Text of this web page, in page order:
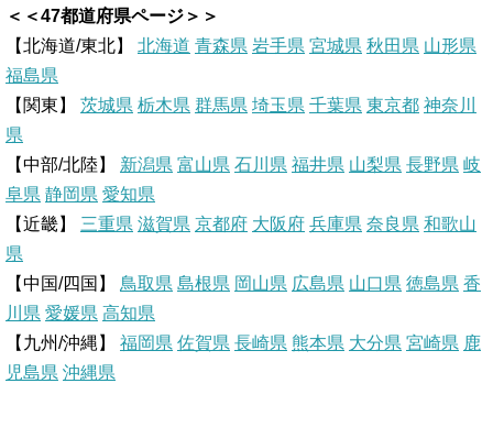
n n
s
t
c
k
t
＜＜47都道府県ページ＞＞
【北海道/東北】 北海道 青森県 岩手県 宮城県 秋田県 山形県
福島県
【関東】 茨城県 栃木県 群馬県 埼玉県 千葉県 東京都 神奈川
県
【中部/北陸】 新潟県 富山県 石川県 福井県 山梨県 長野県 岐
阜県 静岡県 愛知県
【近畿】 三重県 滋賀県 京都府 大阪府 兵庫県 奈良県 和歌山
県
【中国/四国】 鳥取県 島根県 岡山県 広島県 山口県 徳島県 香
川県 愛媛県 高知県
【九州/沖縄】 福岡県 佐賀県 長崎県 熊本県 大分県 宮崎県 鹿
児島県 沖縄県